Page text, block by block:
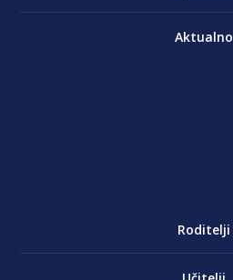
Aktualno
Roditelji